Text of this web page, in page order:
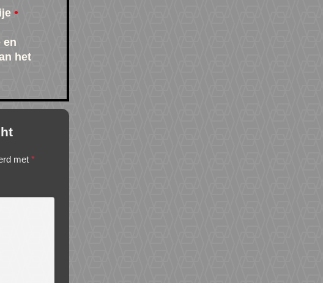
en
het
met *